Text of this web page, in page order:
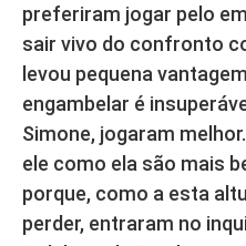
preferiram jogar pelo
sair vivo do confronto
levou pequena
engambelar é
Simone, jogaram
ele como ela são mais
porque, como a esta
perder, entraram no